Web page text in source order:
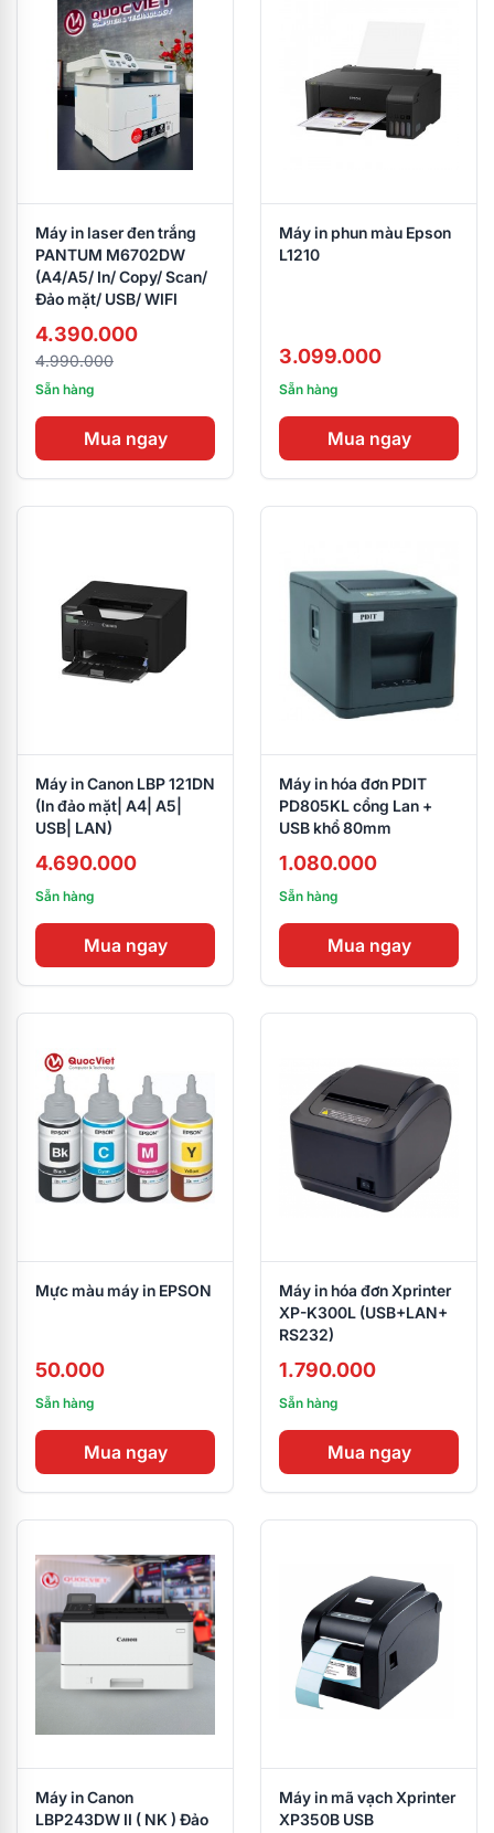
Máy in laser đen trắng
PANTUM M6702DW
(A4/A5/ In/ Copy/ Scan/
Đảo mặt/ USB/ WIFI
4.390.000
4.990.000
Sẵn hàng
Mua ngay
Máy in phun màu Epson
L1210
3.099.000
Sẵn hàng
Mua ngay
Máy in Canon LBP 121DN
(In đảo mặt| A4| A5|
USB| LAN)
4.690.000
Sẵn hàng
Mua ngay
Máy in hóa đơn PDIT
PD805KL cổng Lan +
USB khổ 80mm
1.080.000
Sẵn hàng
Mua ngay
Mực màu máy in EPSON
50.000
Sẵn hàng
Mua ngay
Máy in hóa đơn Xprinter
XP-K300L (USB+LAN+
RS232)
1.790.000
Sẵn hàng
Mua ngay
Máy in Canon
LBP243DW II ( NK ) Đảo
Máy in mã vạch Xprinter
XP350B USB